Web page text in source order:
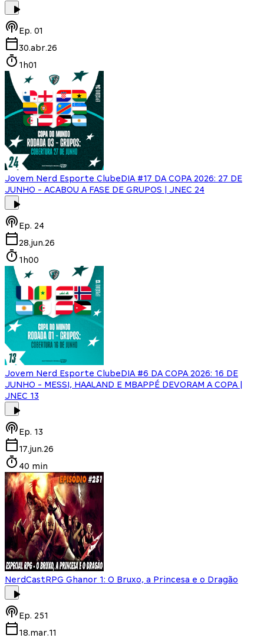
Ep. 01
30.abr.26
1h01
Jovem Nerd Esporte ClubeDIA #17 DA COPA 2026: 27 DE
JUNHO - ACABOU A FASE DE GRUPOS | JNEC 24
Ep. 24
28.jun.26
1h00
Jovem Nerd Esporte ClubeDIA #6 DA COPA 2026: 16 DE
JUNHO - MESSI, HAALAND E MBAPPÉ DEVORAM A COPA |
JNEC 13
Ep. 13
17.jun.26
40 min
NerdCastRPG Ghanor 1: O Bruxo, a Princesa e o Dragão
Ep. 251
18.mar.11